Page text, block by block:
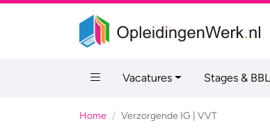
Vacatures Stages & BBL
Home Verzorgende IG | VVT